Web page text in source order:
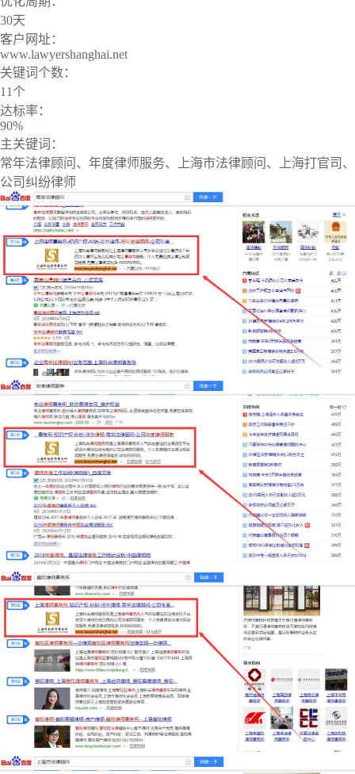
30天
客户网址：
www.lawyershanghai.net
关键词个数：
11个
达标率：
90%
主关键词：
常年法律顾问、年度律师服务、上海市法律顾问、上海打官司、
公司纠纷律师